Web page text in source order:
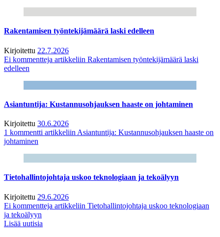
Rakentamisen työntekijämäärä laski edelleen
Kirjoitettu 22.7.2026
Ei kommentteja artikkeliin Rakentamisen työntekijämäärä laski
edelleen
Asiantuntija: Kustannusohjauksen haaste on johtaminen
Kirjoitettu 30.6.2026
1 kommentti artikkeliin Asiantuntija: Kustannusohjauksen haaste on
johtaminen
Tietohallintojohtaja uskoo teknologiaan ja tekoälyyn
Kirjoitettu 29.6.2026
Ei kommentteja artikkeliin Tietohallintojohtaja uskoo teknologiaan
ja tekoälyyn
Lisää uutisia